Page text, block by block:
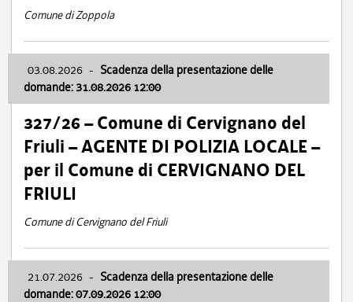
Comune di Zoppola
03.08.2026 - Scadenza della presentazione delle
domande: 31.08.2026 12:00
327/26 – Comune di Cervignano del
Friuli – AGENTE DI POLIZIA LOCALE –
per il Comune di CERVIGNANO DEL
FRIULI
Comune di Cervignano del Friuli
21.07.2026 - Scadenza della presentazione delle
domande: 07.09.2026 12:00